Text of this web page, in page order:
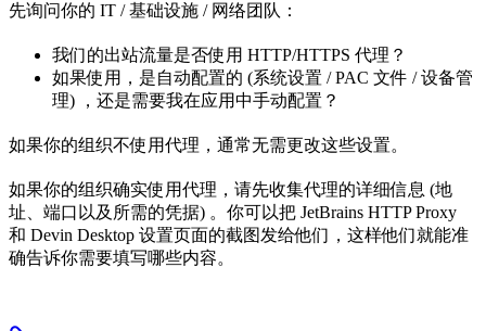
先询问你的 IT / 基础设施 / 网络团队：
我们的出站流量是否使用 HTTP/HTTPS 代理？
如果使用，是自动配置的 (系统设置 / PAC 文件 / 设备管
理) ，还是需要我在应用中手动配置？
如果你的组织不使用代理，通常无需更改这些设置。
如果你的组织确实使用代理，请先收集代理的详细信息 (地
址、端口以及所需的凭据) 。你可以把 JetBrains HTTP Proxy
和 Devin Desktop 设置页面的截图发给他们，这样他们就能准
确告诉你需要填写哪些内容。